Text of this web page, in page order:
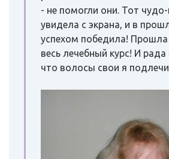
- не помогли они. Тот
увидела с экрана, и в
успехом победила!
весь лечебный курс! И
что волосы свои я